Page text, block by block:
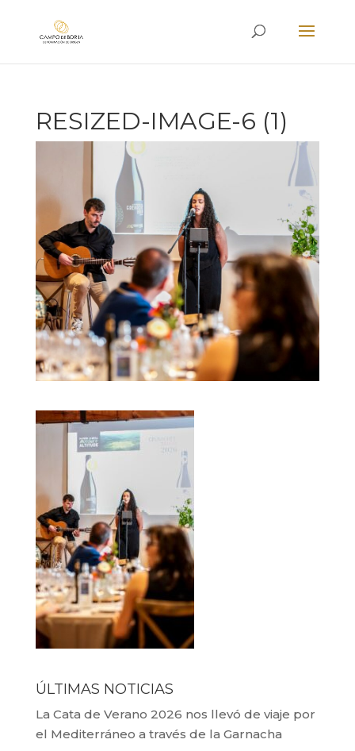
RESIZED-IMAGE-6 (1)
ÚLTIMAS NOTICIAS
La Cata de Verano 2026 nos llevó de viaje por
el Mediterráneo a través de la Garnacha